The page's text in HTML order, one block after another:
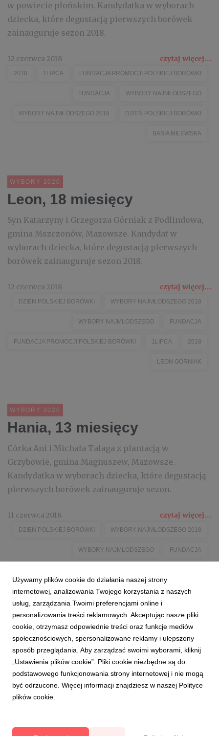
w powiecie płońskim. Kandydatka w wyborach
dziecka, które degustacją pierwszych borówek
zainauguruje sezon 2018.
12 czerwca 2018 czytaj więcej...
2018 1LIPCA FUNDACJA PROMOCJI POLSKIEJ BORÓWKI
FUNDACJA WYBORY NAJMŁODSZEGO
WYBORY NAJMŁODSZEGO 2018 DZIEŃ POLSKIEJ BORÓWKI
BASIA MILEWSKA
WYBORY 2020
Leon, 18 miesięcy
Syn Katarzyny i Grzegorza Górniak z Podlindowa,
gmina Mszczonów, Mazowsze. Kandydat w
wyborach dziecka, które degustacją pierwszych
borówek zainauguruje sezon 2018.
12 czerwca 2018 czytaj więcej...
DZIEŃ POLSKIEJ BORÓWKI WYBORY NAJMŁODSZEGO 2018
WYBORY NAJMŁODSZEGO FUNDACJA
FUNDACJA PROMOCJI POLSKIEJ BORÓWKI 1LIPCA 2018
LEON GÓRNIAK
WYBORY 2020
Hania, 13 miesięcy
Córka Ani i Michała Talaga z plantacją w
Grzybowie, gmina Magnuszew, Mazowsze.
Kandydatka w wyborach dziecka, które degustacją
pierwszych borówek zainauguruje sezon.
11 czerwca 2018 czytaj więcej...
DZIEŃ POLSKIEJ BORÓWKI WYBORY NAJMŁODSZEGO 2018
WYBORY NAJMŁODSZEGO FUNDACJA
HANNA TALAGA
1 2 3 4
Używamy plików cookie do działania naszej strony
internetowej, analizowania Twojego korzystania z naszych
usług, zarządzania Twoimi preferencjami online i
personalizowania treści reklamowych. Akceptując nasze pliki
cookie, otrzymasz odpowiednie treści oraz funkcje mediów
społecznościowych, spersonalizowane reklamy i ulepszony
sposób przeglądania. Aby zarządzać swoimi wyborami, kliknij
„Ustawienia plików cookie”. Pliki cookie niezbędne są do
podstawowego funkcjonowania strony internetowej i nie mogą
być odrzucone. Więcej informacji znajdziesz w naszej Polityce
plików cookie.